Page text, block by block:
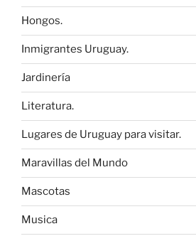
Hongos.
Inmigrantes Uruguay.
Jardinería
Literatura.
Lugares de Uruguay para visitar.
Maravillas del Mundo
Mascotas
Musica